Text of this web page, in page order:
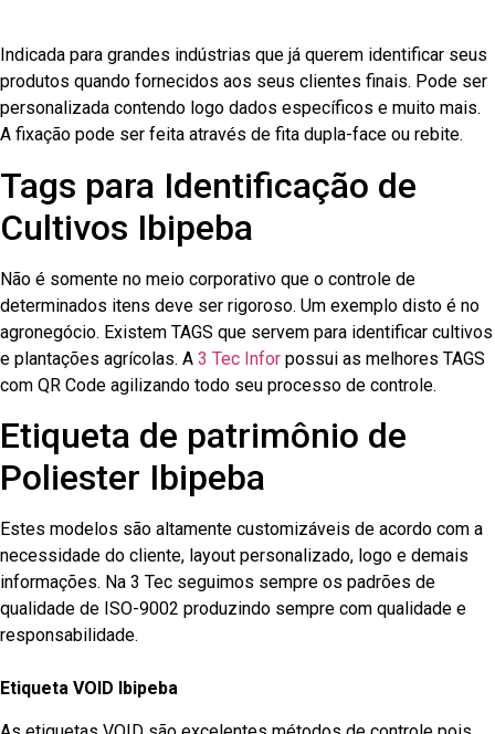
Indicada para grandes indústrias que já querem identificar seus
produtos quando fornecidos aos seus clientes finais. Pode ser
personalizada contendo logo dados específicos e muito mais.
A fixação pode ser feita através de fita dupla-face ou rebite.
Tags para Identificação de
Cultivos Ibipeba
Não é somente no meio corporativo que o controle de
determinados itens deve ser rigoroso. Um exemplo disto é no
agronegócio. Existem TAGS que servem para identificar cultivos
e plantações agrícolas. A 3 Tec Infor possui as melhores TAGS
com QR Code agilizando todo seu processo de controle.
Etiqueta de patrimônio de
Poliester Ibipeba
Estes modelos são altamente customizáveis de acordo com a
necessidade do cliente, layout personalizado, logo e demais
informações. Na 3 Tec seguimos sempre os padrões de
qualidade de ISO-9002 produzindo sempre com qualidade e
responsabilidade.
Etiqueta VOID Ibipeba